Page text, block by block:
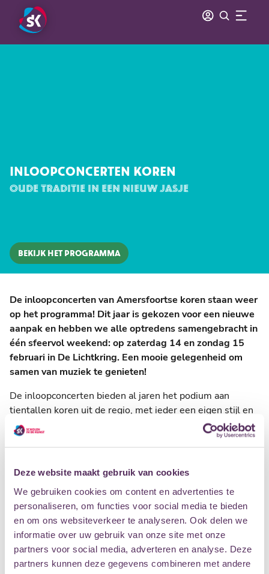
Deze website maakt gebruik van cookies
We gebruiken cookies om content en advertenties te
personaliseren, om functies voor social media te bieden
en om ons websiteverkeer te analyseren. Ook delen we
informatie over uw gebruik van onze site met onze
partners voor social media, adverteren en analyse. Deze
partners kunnen deze gegevens combineren met andere
INLOOPCONCERTEN KOREN
OUDE TRADITIE IN EEN NIEUW JASJE
BEKIJK HET PROGRAMMA
De inloopconcerten van Amersfoortse koren staan weer
op het programma! Dit jaar is gekozen voor een nieuwe
aanpak en hebben we alle optredens samengebracht in
één sfeervol weekend: op zaterdag 14 en zondag 15
februari in De Lichtkring. Een mooie gelegenheid om
samen van muziek te genieten!
De inloopconcerten bieden al jaren het podium aan
tientallen koren uit de regio, met ieder een eigen stijl en
favorietenlijst. Van swingende popklassiekers en
meeslepende ballads tot opzwepende gospel en
Of je nu zelf in een koor zingt of gewoon graag luistert,
iedereen is welkom om de optredens bij te wonen. En het
fijne is: je kunt binnenwandelen wanneer het je uitkomt!
Geniet van een middag vol muziek, ontmoet andere
muziekliefhebbers, en voel de energie van Amersfoorts
beste koren.